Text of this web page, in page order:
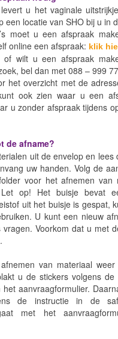
u het vaginale
een locatie van SHO bij u in
moet u een afspraak
online een afspraak: klik
of wilt u een afspraak
bel dan met 088 – 999
het overzicht met de
ook zien waar u een
u zonder afspraak tijdens
de afname?
uit de envelop en lees
uw handen. Volg de
voor het afnemen van
op! Het buisje bevat
uit het buisje is gespat,
U kunt een nieuw
vragen. Voorkom dat u met
van materiaal
u de stickers volgens de
het aanvraagformulier.
de instructie in de
met het